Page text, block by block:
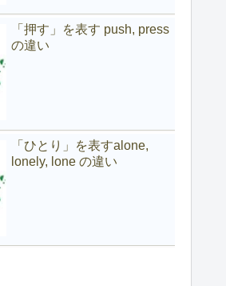
「押す」を表す push, press
の違い
「ひとり」を表すalone,
lonely, lone の違い